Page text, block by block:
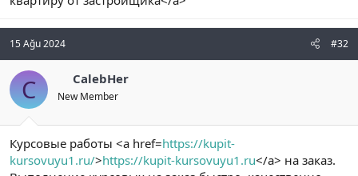
15 Ağu 2024 #32
C CalebHer
New Member
Курсовые работы <a href=https://kupit-
kursovuyu1.ru/>https://kupit-kursovuyu1.ru</a> на заказ.